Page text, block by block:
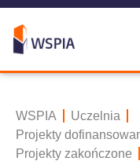
WSPIA
Uczelnia
Projekty
Projekty zakończone